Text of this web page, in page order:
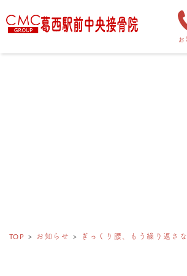
お
TOP お知らせ ぎっくり腰、もう繰り返さな